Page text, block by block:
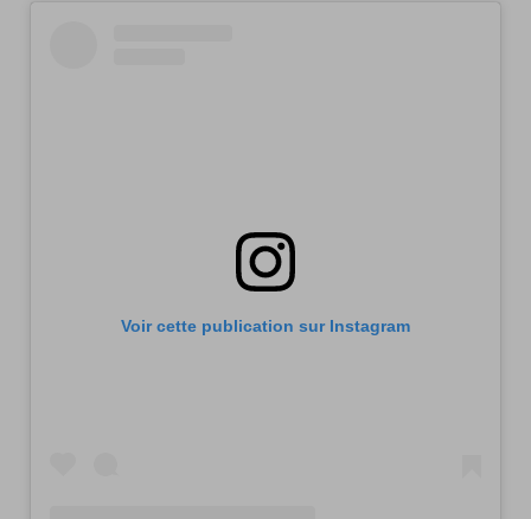
Voir cette publication sur Instagram